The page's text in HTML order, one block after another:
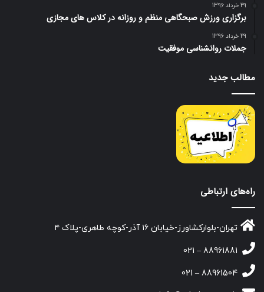
29 خرداد 1396
برگزاری ورزش صبحگاهی منظم و روزانه در کلاس های مجازی
29 خرداد 1396
جملات روانشناسی موفقیت
مطالب جدید
راه‌های ارتباطی
تهران-بلوارکشاورز-خیابان ۱۶ آذر-کوچه طاهری-پلاک ۴
88961881 – 021
88961504 – 021